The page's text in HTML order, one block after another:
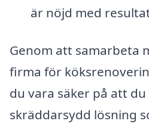
är nöjd med
Genom att samarbeta
firma för
du vara säker på att
skräddarsydd lösning